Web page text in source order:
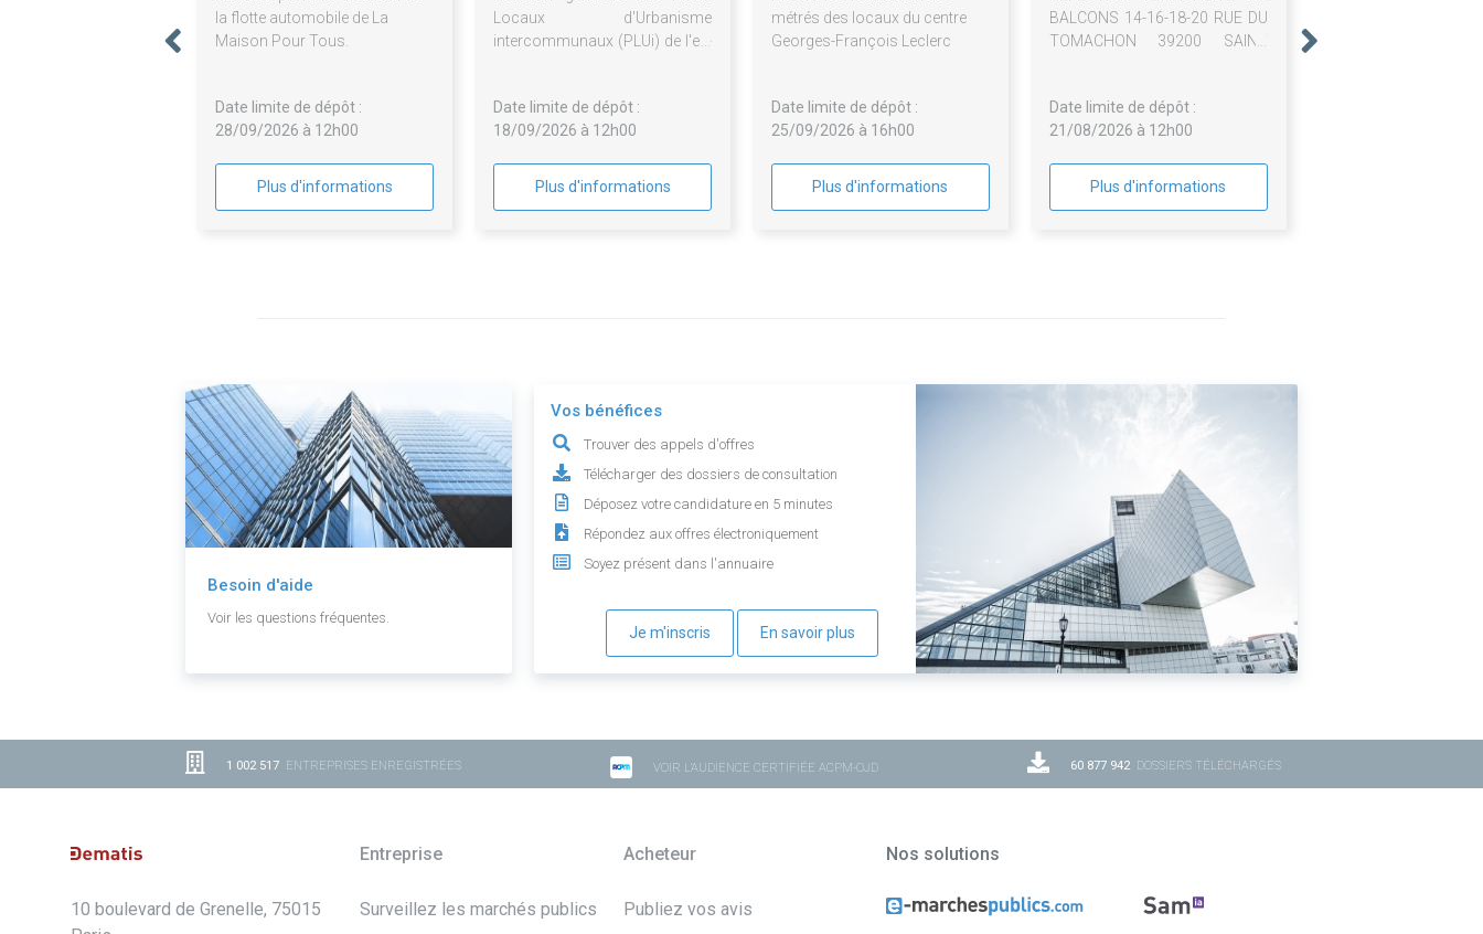
la flotte automobile de La
Maison Pour Tous.
Date limite de dépôt :
28/09/2026 à 12h00
Plus d'informations
Locaux d'Urbanisme
intercommunaux (PLUi) de l'ex-
l'ex-Communauté de
communes du Mâconnais
l'élaboration d'un PLUi unique
que le territoire de la
Date limite de dépôt :
18/09/2026 à 12h00
Plus d'informations
métrés des locaux du centre
Georges-François Leclerc
Date limite de dépôt :
25/09/2026 à 16h00
Plus d'informations
BALCONS 14-16-18-20 RUE DU
TOMACHON 39200 SAINT
Date limite de dépôt :
21/08/2026 à 12h00
Plus d'informations
Besoin d'aide
Voir les questions fréquentes.
Vos bénéfices
Trouver des appels d'offres
Télécharger des dossiers de consultation
Déposez votre candidature en 5 minutes
Répondez aux offres électroniquement
Soyez présent dans l'annuaire
Je m'inscris En savoir plus
1 002 517 ENTREPRISES ENREGISTRÉES VOIR L'AUDIENCE CERTIFIÉE ACPM-OJD 60 877 942DOSSIERS TÉLÉCHARGÉS
10 boulevard de Grenelle, 75015
Entreprise
Surveillez les marchés publics
Acheteur
Publiez vos avis
Nos solutions